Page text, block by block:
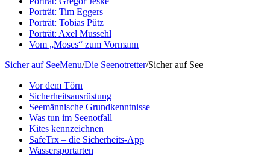
Porträt: Tim Eggers
Porträt: Tobias Pütz
Porträt: Axel Mussehl
Vom „Moses“ zum Vormann
Sicher auf SeeMenu/Die Seenotretter/Sicher auf See
Vor dem Törn
Sicherheitsausrüstung
Seemännische Grundkenntnisse
Was tun im Seenotfall
Kites kennzeichnen
SafeTrx – die Sicherheits-App
Wassersportarten